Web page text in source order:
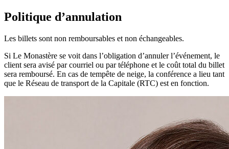
Politique d’annulation
Les billets sont non remboursables et non échangeables.
Si Le Monastère se voit dans l’obligation d’annuler l’événement, le
client sera avisé par courriel ou par téléphone et le coût total du billet
sera remboursé. En cas de tempête de neige, la conférence a lieu tant
que le Réseau de transport de la Capitale (RTC) est en fonction.